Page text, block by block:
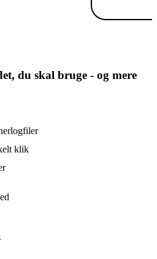
du skal bruge - og mere
klik